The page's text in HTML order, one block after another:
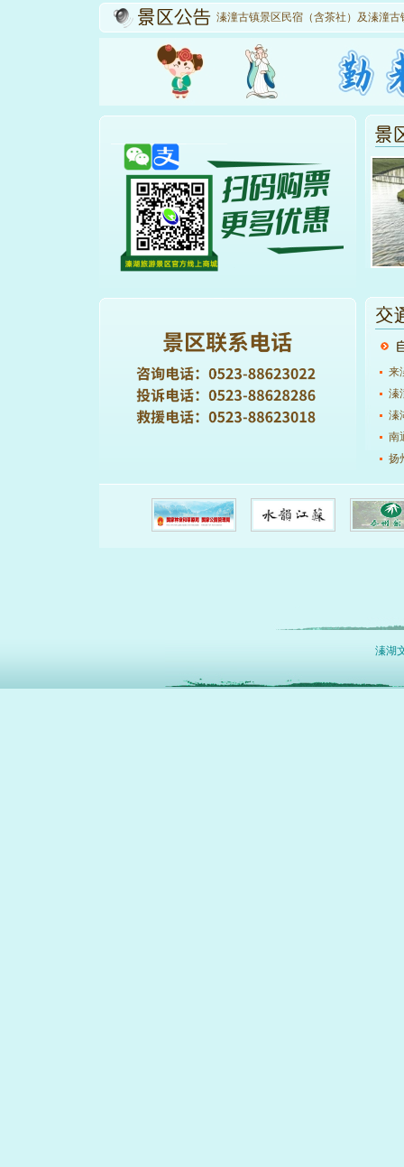
溱潼古镇景区民宿（含茶社）及溱潼
2024年第一批省林业发展专项资金野
景区鳄鱼馆改造项目招标公告[12-22]
2024 年第一批省林业发展专项资金
2024年第一批省林业发展专项资金野
2024年第一批江苏省林业发展专项资
溱潼古镇景区民宿（含茶社）及溱潼
姜堰区农村电商产业园电商大数据平
2024年第一批省林业发展专项资金野
景区鳄鱼馆改造项目招标公告
[12-22]
2024 年第一批省林业发展专项资金野
2024年第一批江苏省林业发展专项资
来
溱
溱湖